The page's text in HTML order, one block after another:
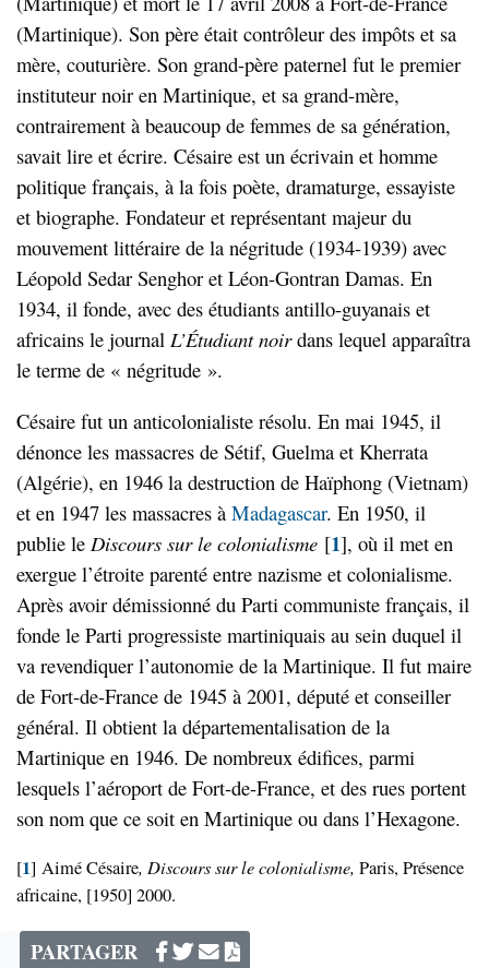
(Martinique). Son père était contrôleur des impôts et sa
mère, couturière. Son grand-père paternel fut le premier
instituteur noir en Martinique, et sa grand-mère,
contrairement à beaucoup de femmes de sa génération,
savait lire et écrire. Césaire est un écrivain et homme
politique français, à la fois poète, dramaturge, essayiste
et biographe. Fondateur et représentant majeur du
mouvement littéraire de la négritude (1934-1939) avec
Léopold Sedar Senghor et Léon-Gontran Damas. En
1934, il fonde, avec des étudiants antillo-guyanais et
africains le journal L’Étudiant noirdans lequel apparaîtra
le terme de « négritude ».
Césaire fut un anticolonialiste résolu. En mai 1945, il
dénonce les massacres de Sétif, Guelma et Kherrata
(Algérie), en 1946 la destruction de Haïphong (Vietnam)
et en 1947 les massacres à Madagascar. En 1950, il
publie le Discours sur le colonialisme [1], où il met en
exergue l’étroite parenté entre nazisme et colonialisme.
Après avoir démissionné du Parti communiste français, il
fonde le Parti progressiste martiniquais au sein duquel il
va revendiquer l’autonomie de la Martinique. Il fut maire
de Fort-de-France de 1945 à 2001, député et conseiller
général. Il obtient la départementalisation de la
Martinique en 1946. De nombreux édifices, parmi
lesquels l’aéroport de Fort-de-France, et des rues portent
son nom que ce soit en Martinique ou dans l’Hexagone.
[1] Aimé Césaire, Discours sur le colonialisme, Paris, Présence
africaine, [1950] 2000.
PARTAGER